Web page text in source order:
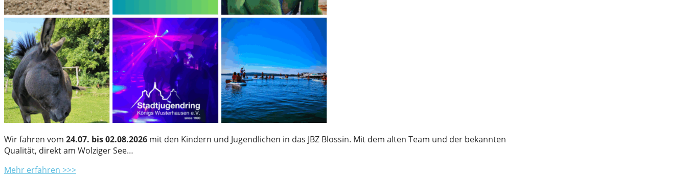
Wir fahren vom 24.07. bis 02.08.2026 mit den Kindern und Jugendlichen in das JBZ Blossin. Mit dem alten Team und der bekannten
Qualität, direkt am Wolziger See…
Mehr erfahren >>>